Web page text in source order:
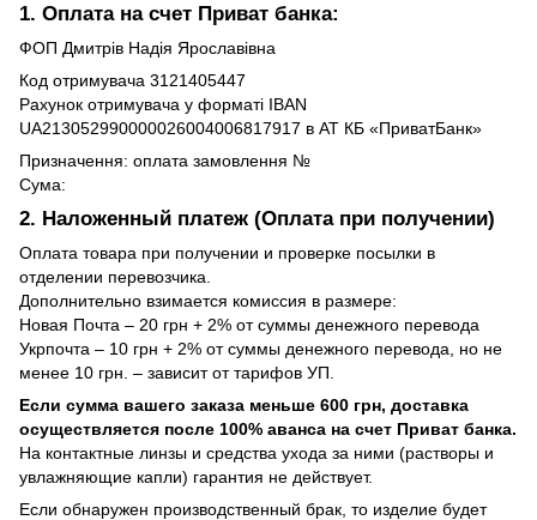
1. Оплата на счет Приват банка:
ФОП Дмитрів Надія Ярославівна
Код отримувача 3121405447
Рахунок отримувача у форматі IBAN
UA213052990000026004006817917 в АТ КБ «ПриватБанк»
Призначення: оплата замовлення №
Сума:
2. Наложенный платеж (Оплата при получении)
Оплата товара при получении и проверке посылки в
отделении перевозчика.
Дополнительно взимается комиссия в размере:
Новая Почта – 20 грн + 2% от суммы денежного перевода
Укрпочта – 10 грн + 2% от суммы денежного перевода, но не
менее 10 грн. – зависит от тарифов УП.
Если сумма вашего заказа меньше 600 грн, доставка
осуществляется после 100% аванса на счет Приват банка.
На контактные линзы и средства ухода за ними (растворы и
увлажняющие капли) гарантия не действует.
Если обнаружен производственный брак, то изделие будет